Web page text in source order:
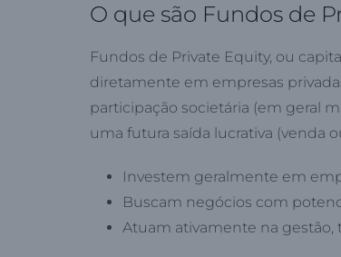
O que são Fundos de
Fundos de Private Equity, ou
diretamente em empresas
participação societária (em geral
uma futura saída lucrativa (venda
Investem geralmente em
Buscam negócios com
Atuam ativamente na gestão,